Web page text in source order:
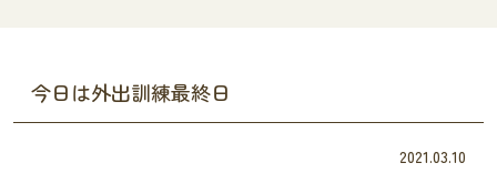
今日は外出訓練最終日
2021.03.10